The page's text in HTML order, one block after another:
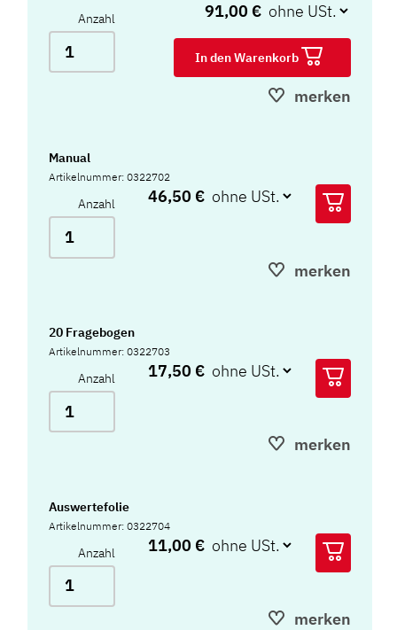
Anzahl 91,00 €
In den Warenkorb
merken
Manual
Artikelnummer: 0322702
Anzahl 46,50 €
merken
20 Fragebogen
Artikelnummer: 0322703
Anzahl 17,50 €
merken
Auswertefolie
Artikelnummer: 0322704
Anzahl 11,00 €
merken